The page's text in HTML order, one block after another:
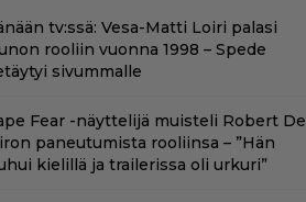
tv:ssä: Vesa-Matti Loiri palasi
rooliin vuonna 1998 – Spede
sivummalle
Fear -näyttelijä muisteli Robert De
paneutumista rooliinsa – ”Hän
kielillä ja trailerissa oli urkuri”